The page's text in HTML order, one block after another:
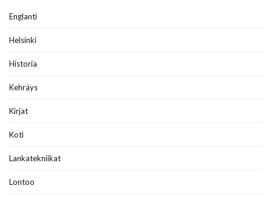
Englanti
Helsinki
Historia
Kehräys
Kirjat
Koti
Lankatekniikat
Lontoo